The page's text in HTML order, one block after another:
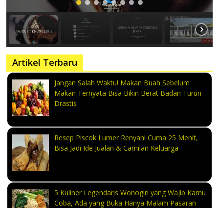
Artikel Terbaru
Jangan Salah Waktu! Makan Buah Sebelum
Makan Ternyata Bisa Bikin Berat Badan Turun
Drastis
Resep Piscok Lumer Renyah! Cuma 25 Menit,
Bisa Jadi Ide Jualan & Camilan Keluarga
5 Kuliner Legendaris Wonogiri yang Wajib Kamu
Coba, Ada yang Buka Hanya Malam Pasaran